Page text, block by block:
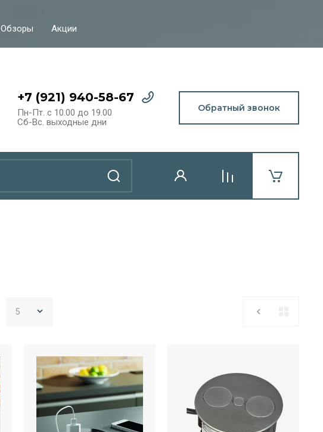
Обзоры Акции
+7 (921) 940-58-67
Пн-Пт. с 10.00 до 19.00
Сб-Вс. выходные дни
Обратный звонок